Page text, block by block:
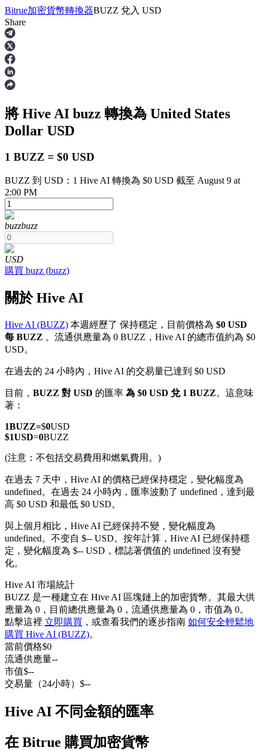
合約
USDT永續
多種以USDT結算的永續合約
幣本位永續
TradFi
USDC永續
跟單
與頂尖交易專家同行
Bitrue加密貨幣轉換器BUZZ 兌入 USD
Share
將 Hive AI buzz 轉換為 United States
Dollar USD
1 BUZZ = $0 USD
BUZZ 到 USD：1 Hive AI 轉換為 $0 USD 截至 August 9 at
2:00 PM
buzzbuzz
USD
購買 buzz (buzz)
關於 Hive AI
Hive AI (BUZZ) 本週經歷了 保持穩定，目前價格為 $0 USD
每 BUZZ 。流通供應量為 0 BUZZ，Hive AI 的總市值約為 $0
USD。
在過去的 24 小時內，Hive AI 的交易量已達到 $0 USD
目前， BUZZ 對 USD 的匯率 為 $0 USD 兌 1 BUZZ。這意味
著：
1BUZZ=$0USD
$1USD=0BUZZ
(注意：不包括交易費用和燃氣費用。)
在過去 7 天中，Hive AI 的價格已經保持穩定，變化幅度為
undefined。 在過去 24 小時內，匯率波動了 undefined，達到最
高 $0 USD 和最低 $0 USD。
與上個月相比，Hive AI 已經保持不變，變化幅度為
undefined。不变自 $-- USD。 按年計算，Hive AI 已經保持穩
定，變化幅度為 $-- USD，標誌著價值的 undefined 沒有變
化。
Hive AI 市場統計
BUZZ 是一種建立在 Hive AI 區塊鏈上的加密貨幣。其最大供
應量為 0，目前總供應量為 0，流通供應量為 0，市值為 0。
點擊這裡 立即購買 ，或查看我們的逐步指南 如何安全輕鬆地
購買 Hive AI (BUZZ)。
當前價格$0
流通供應量--
市值$--
交易量（24小時） $--
Hive AI 不同金額的匯率
在 Bitrue 購買加密貨幣